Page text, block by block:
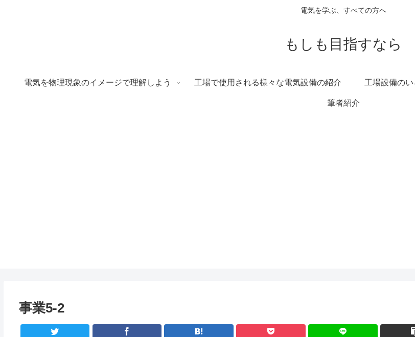
電気を学ぶ、すべての方へ
もしも目指すなら
電気を物理現象のイメージで理解しよう 工場で使用される様々な電気設備の紹介 工場設備の
筆者紹介
事業5-2